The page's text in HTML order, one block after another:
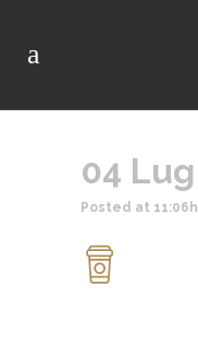
04 Lug
Posted at 11:06h